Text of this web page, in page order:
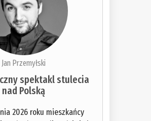
Jan Przemyłski
spektakl stulecia
nad Polską
2026 roku mieszkańcy